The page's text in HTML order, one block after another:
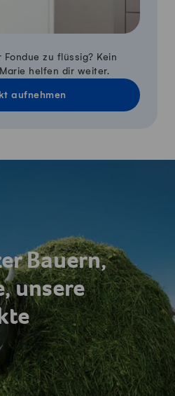
zu flüssig? Kein
helfen dir weiter.
aufnehmen
Bauern,
unsere